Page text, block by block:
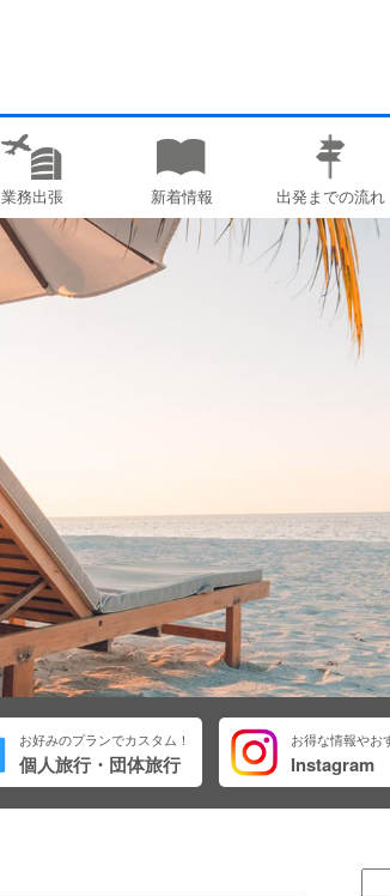
業務出張 新着情報 出発までの流れ
お好みのプランでカスタム！
個人旅行・団体旅行
お得な情報やお
Instagram
検